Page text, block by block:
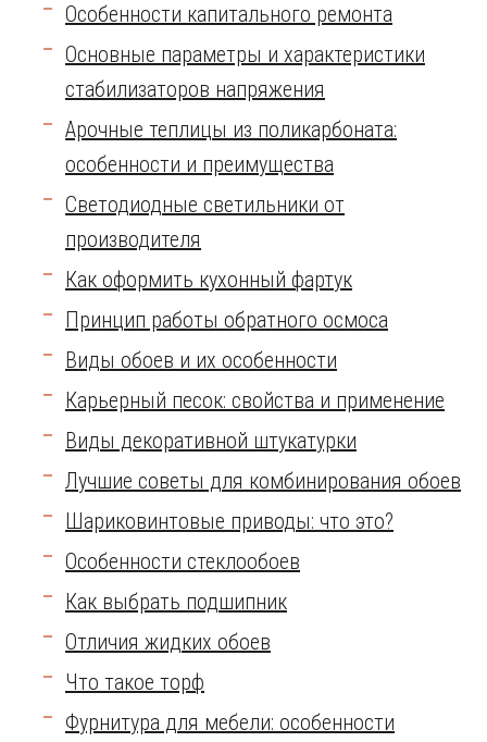
Особенности капитального ремонта
Основные параметры и характеристики
стабилизаторов напряжения
Арочные теплицы из поликарбоната:
особенности и преимущества
Светодиодные светильники от
производителя
Как оформить кухонный фартук
Принцип работы обратного осмоса
Виды обоев и их особенности
Карьерный песок: свойства и применение
Виды декоративной штукатурки
Лучшие советы для комбинирования обоев
Шариковинтовые приводы: что это?
Особенности стеклообоев
Как выбрать подшипник
Отличия жидких обоев
Что такое торф
Фурнитура для мебели: особенности